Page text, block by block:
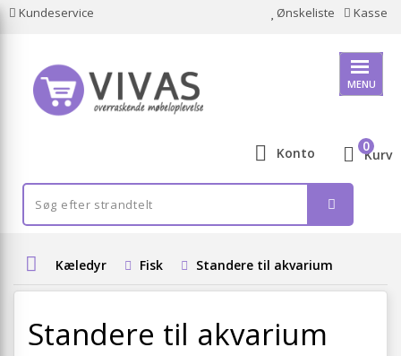
Kundeservice Ønskeliste Kasse
MENU
Konto Kurv
0
Kæledyr Fisk Standere til akvarium
Standere til akvarium